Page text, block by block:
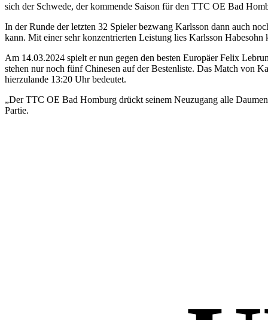
sich der Schwede, der kommende Saison für den TTC OE Bad
In der Runde der letzten 32 Spieler bezwang Karlsson dann auch
kann. Mit einer sehr konzentrierten Leistung lies Karlsson
Am 14.03.2024 spielt er nun gegen den besten Europäer Felix
stehen nur noch fünf Chinesen auf der Bestenliste. Das Match von
hierzulande 13:20 Uhr bedeutet.
„Der TTC OE Bad Homburg drückt seinem Neuzugang alle
Partie.